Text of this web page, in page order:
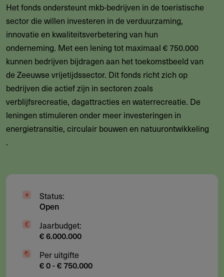
Het fonds ondersteunt mkb-bedrijven in de toeristische
sector die willen investeren in de verduurzaming,
innovatie en kwaliteitsverbetering van hun
onderneming. Met een lening tot maximaal € 750.000
kunnen bedrijven bijdragen aan het toekomstbeeld van
de Zeeuwse vrijetijdssector. Dit fonds richt zich op
bedrijven die actief zijn in sectoren zoals
verblijfsrecreatie, dagattracties en waterrecreatie. De
leningen stimuleren onder meer investeringen in
energietransitie, circulair bouwen en natuurontwikkeling​
.
Status:
Open
Jaarbudget:
€ 6.000.000
Per uitgifte
€ 0 - € 750.000